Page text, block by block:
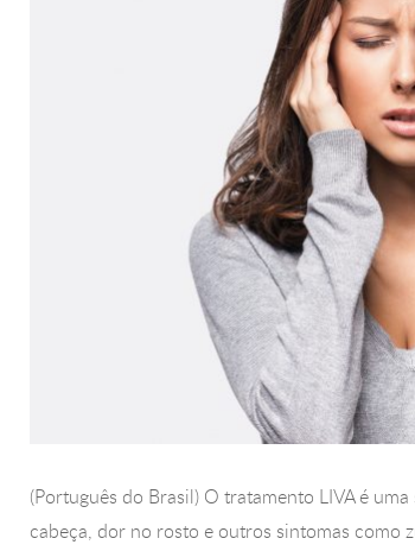
(Português do Brasil) O tratamento LIVA é
cabeça, dor no rosto e outros sintomas como